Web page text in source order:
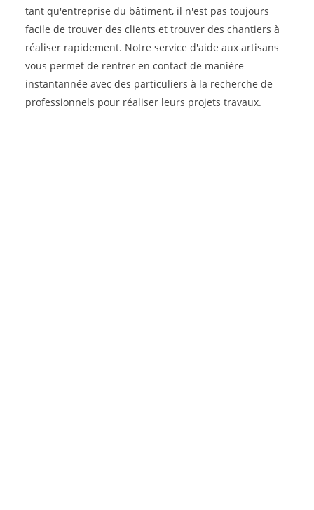
tant qu'entreprise du bâtiment, il n'est pas toujours
facile de trouver des clients et trouver des chantiers à
réaliser rapidement. Notre service d'aide aux artisans
vous permet de rentrer en contact de manière
instantannée avec des particuliers à la recherche de
professionnels pour réaliser leurs projets travaux.